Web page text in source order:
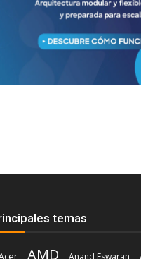
temas
AMD Anand Eswaran